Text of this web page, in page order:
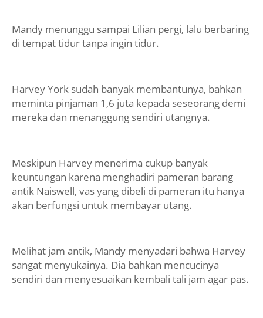
Mandy menunggu sampai Lilian pergi, lalu berbaring
di tempat tidur tanpa ingin tidur.
Harvey York sudah banyak membantunya, bahkan
meminta pinjaman 1,6 juta kepada seseorang demi
mereka dan menanggung sendiri utangnya.
Meskipun Harvey menerima cukup banyak
keuntungan karena menghadiri pameran barang
antik Naiswell, vas yang dibeli di pameran itu hanya
akan berfungsi untuk membayar utang.
Melihat jam antik, Mandy menyadari bahwa Harvey
sangat menyukainya. Dia bahkan mencucinya
sendiri dan menyesuaikan kembali tali jam agar pas.